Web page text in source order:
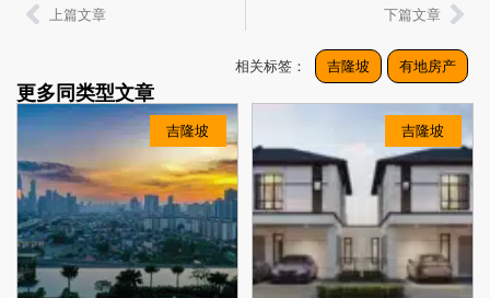
上篇文章 下篇文章
吉隆坡 吉隆坡
相关标签： 吉隆坡 有地房产
更多同类型文章